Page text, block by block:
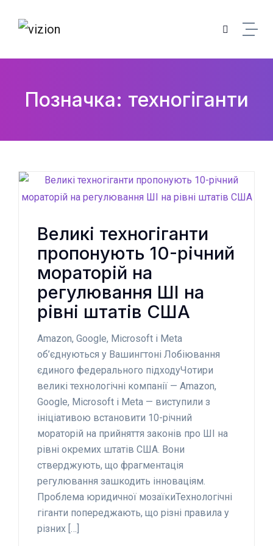
Позначка: техногіганти
Великі техногіганти
пропонують 10-річний
мораторій на
регулювання ШІ на
рівні штатів США
Amazon, Google, Microsoft і Meta
об’єднуються у Вашингтоні Лобіювання
єдиного федерального підходуЧотири
великі технологічні компанії — Amazon,
Google, Microsoft і Meta — виступили з
ініціативою встановити 10-річний
мораторій на прийняття законів про ШІ на
рівні окремих штатів США. Вони
стверджують, що фрагментація
регулювання зашкодить інноваціям.
Проблема юридичної мозаїкиТехнологічні
гіганти попереджають, що різні правила у
різних […]